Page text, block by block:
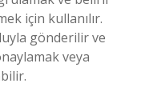
için kullanılır.
gönderilir ve
veya